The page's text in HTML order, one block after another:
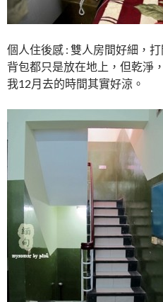
個人住後感 : 雙人房間好細，
背包都只是放在地上，但乾淨
我12月去的時間其實好涼。